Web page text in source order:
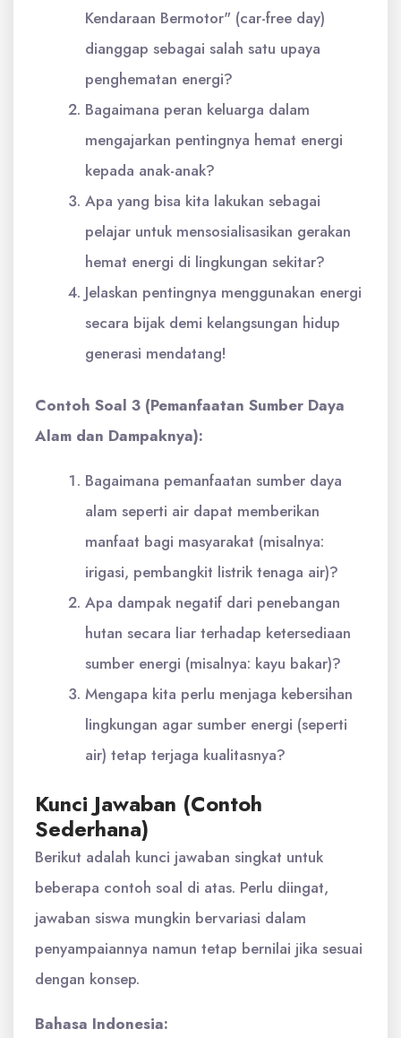
Kendaraan Bermotor" (car-free day)
dianggap sebagai salah satu upaya
penghematan energi?
Bagaimana peran keluarga dalam
mengajarkan pentingnya hemat energi
kepada anak-anak?
Apa yang bisa kita lakukan sebagai
pelajar untuk mensosialisasikan gerakan
hemat energi di lingkungan sekitar?
Jelaskan pentingnya menggunakan energi
secara bijak demi kelangsungan hidup
generasi mendatang!
Contoh Soal 3 (Pemanfaatan Sumber Daya
Alam dan Dampaknya):
Bagaimana pemanfaatan sumber daya
alam seperti air dapat memberikan
manfaat bagi masyarakat (misalnya:
irigasi, pembangkit listrik tenaga air)?
Apa dampak negatif dari penebangan
hutan secara liar terhadap ketersediaan
sumber energi (misalnya: kayu bakar)?
Mengapa kita perlu menjaga kebersihan
lingkungan agar sumber energi (seperti
air) tetap terjaga kualitasnya?
Kunci Jawaban (Contoh
Sederhana)
Berikut adalah kunci jawaban singkat untuk
beberapa contoh soal di atas. Perlu diingat,
jawaban siswa mungkin bervariasi dalam
penyampaiannya namun tetap bernilai jika sesuai
dengan konsep.
Bahasa Indonesia: